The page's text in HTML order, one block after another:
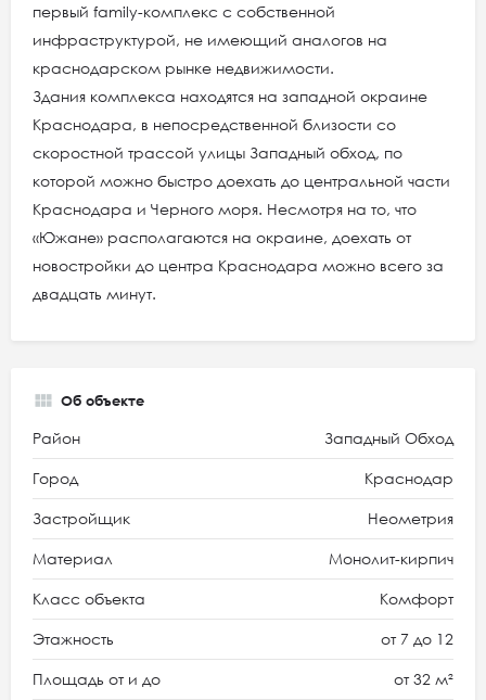
первый family-комплекс с собственной
инфраструктурой, не имеющий аналогов на
краснодарском рынке недвижимости.
Здания комплекса находятся на западной окраине
Краснодара, в непосредственной близости со
скоростной трассой улицы Западный обход, по
которой можно быстро доехать до центральной части
Краснодара и Черного моря. Несмотря на то, что
«Южане» располагаются на окраине, доехать от
новостройки до центра Краснодара можно всего за
двадцать минут.
Об объекте
Район Западный Обход
Город Краснодар
Застройщик Неометрия
Материал Монолит-кирпич
Класс объекта Комфорт
Этажность от 7 до 12
Площадь от и до от 32 м²